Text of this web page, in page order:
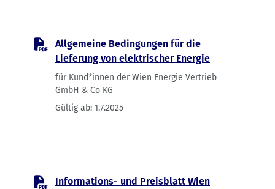
Allgemeine Bedingungen für die
Lieferung von elektrischer Energie
für Kund*innen der Wien Energie Vertrieb
GmbH & Co KG
Gültig ab: 1.7.2025
Informations- und Preisblatt Wien